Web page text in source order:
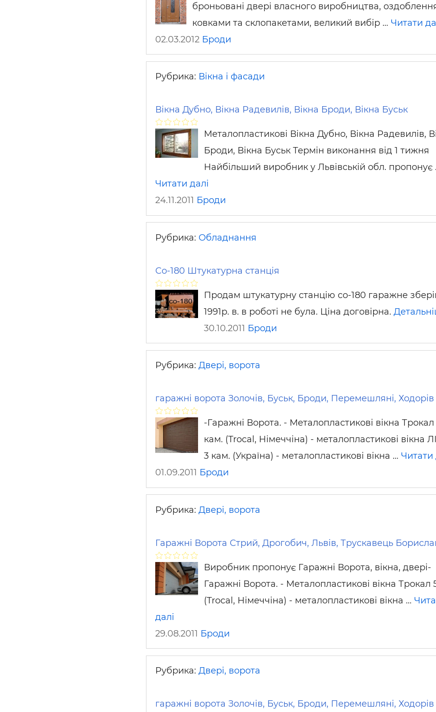
броньовані двері власного виробництва,
ковками та склопакетами, великий вибір … Читати
02.03.2012 Броди
Рубрика: Вікна і фасади
Вікна Дубно, Вікна Радевилів, Вікна Броди, Вікна Буськ
Металопластикові Вікна Дубно, Вікна Радевилів,
Броди, Вікна Буськ Термін виконання від 1 тижня
Найбільший виробник у Львівській обл. пропонує
Читати далі
24.11.2011 Броди
Рубрика: Обладнання
Со-180 Штукатурна станція
Продам штукатурну станцію со-180 гаражне
1991р. в. в роботі не була. Ціна договірна.
30.10.2011 Броди
Рубрика: Двері, ворота
гаражні ворота Золочів, Буськ, Броди, Перемешляні, Ходорів
-Гаражні Ворота. - Металопластикові вікна Трокал
кам. (Trocal, Німеччіна) - металопластикові вікна
3 кам. (Україна) - металопластикові вікна … Читати
01.09.2011 Броди
Рубрика: Двері, ворота
Гаражні Ворота Стрий, Дрогобич, Львів, Трускавець
Виробник пропонує Гаражні Ворота, вікна, двері-
Гаражні Ворота. - Металопластикові вікна Трокал
(Trocal, Німеччіна) - металопластикові вікна …
далі
29.08.2011 Броди
Рубрика: Двері, ворота
гаражні ворота Золочів, Буськ, Броди, Перемешляні, Ходорів